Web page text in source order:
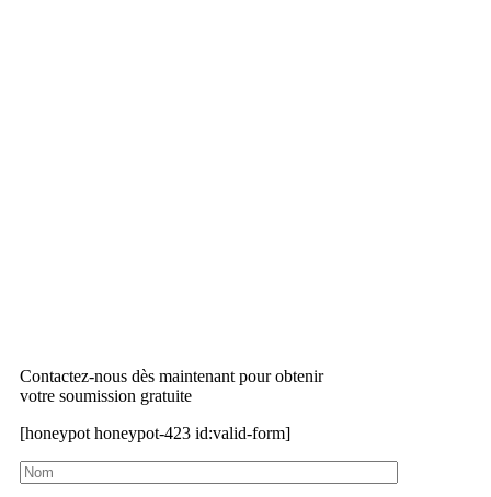
Contactez-nous dès maintenant pour obtenir
votre soumission gratuite
[honeypot honeypot-423 id:valid-form]